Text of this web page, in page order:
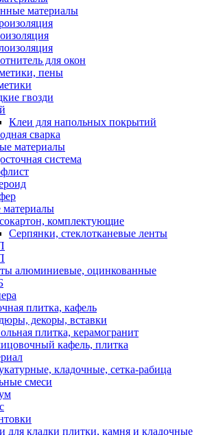
материалы
для окон
пены
гвозди
Клеи для напольных покрытий
сварка
материалы
система
комплектующие
Серпянки, стеклотканевые ленты
алюминиевые, оцинкованные
плитка, кафель
декоры, вставки
плитка, керамогранит
кафель, плитка
кладочные, сетка-рабица
смеси
для кладки плитки, камня и кладочные